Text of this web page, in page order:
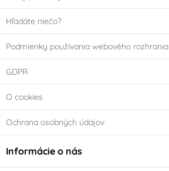
Hľadáte niečo?
Podmienky používania webového rozhrania
GDPR
O cookies
Ochrana osobných údajov
Informácie o nás